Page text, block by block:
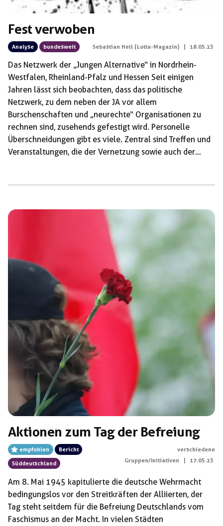
Fest verwoben
Analyse bundesweit Sebastian Hell (Lotta-Magazin) | 18.05.23
Das Netzwerk der „Jungen Alternative“ in Nordrhein-
Westfalen, Rheinland-Pfalz und Hessen Seit einigen
Jahren lässt sich beobachten, dass das politische
Netzwerk, zu dem neben der JA vor allem
Burschenschaften und „neurechte“ Organisationen zu
rechnen sind, zusehends gefestigt wird. Personelle
Überschneidungen gibt es viele. Zentral sind Treffen und
Veranstaltungen, die der Vernetzung sowie auch der
LOTTA bereits im Rahmen des Schwerpunktes
„Korporierte im Netzwerk der extremen Rechten“ mit
Fokus auf Burschenschaften beschrieben (vgl. LOTTA
#76, S. 13 ff.). Den Burschenschaften fällt die
(ideologische) Ausbildung und das Knüpfen von […]
Aktionen zum Tag der Befreiung
empfohlen
Bericht
Süddeutschland
verschiedene
Gruppen/Initiativen
17.05.23
Am 8. Mai 1945 kapitulierte die deutsche Wehrmacht
bedingungslos vor den Streitkräften der Alliierten, der
Tag steht seitdem für die Befreiung Deutschlands vom
Faschismus an der Macht. In vielen Städten